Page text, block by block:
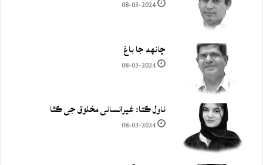
08-03-2024
چانهه جا باغ
08-03-2024
ناول ڪتا: غيرانساني مخلوق جي ڪٿا
08-03-2024